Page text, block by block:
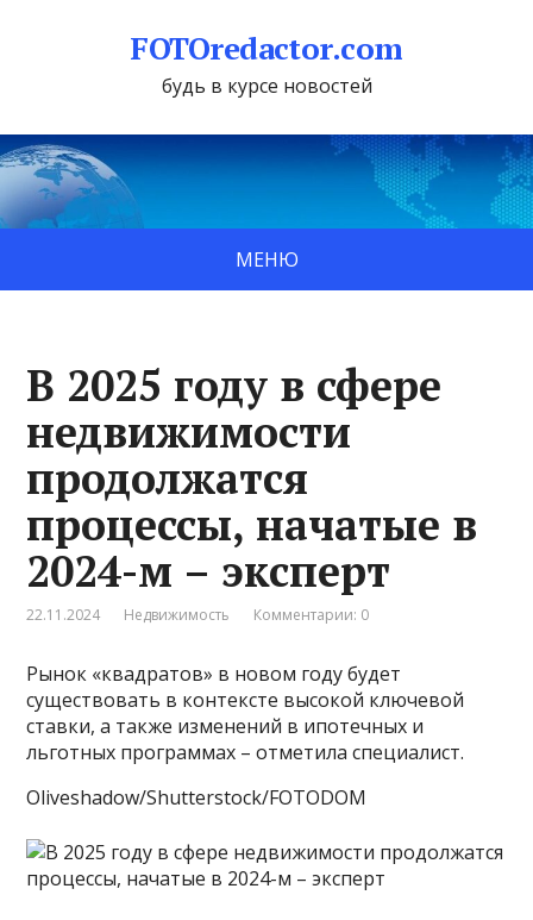
FOTOredactor.com
будь в курсе новостей
МЕНЮ
В 2025 году в сфере
недвижимости
продолжатся
процессы, начатые в
2024-м – эксперт
22.11.2024 Недвижимость Комментарии: 0
Рынок «квадратов» в новом году будет
существовать в контексте высокой ключевой
ставки, а также изменений в ипотечных и
льготных программах – отметила специалист.
Oliveshadow/Shutterstock/FOTODOM